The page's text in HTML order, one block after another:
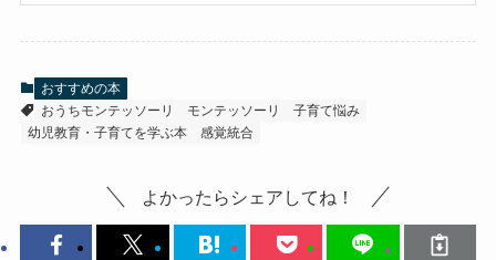
おすすめの本
おうちモンテッソーリ
モンテッソーリ
子育て悩み
幼児教育・子育てを学ぶ本
感覚統合
よかったらシェアしてね！